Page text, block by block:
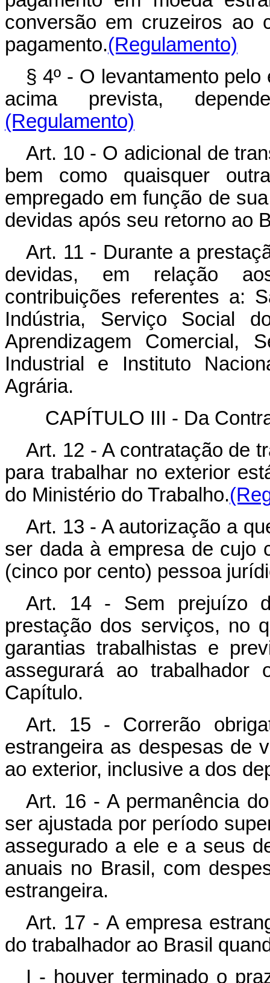
conversão em cruzeiros ao
pagamento.(Regulamento)
§ 4º - O levantamento
acima prevista,
(Regulamento)
Art. 10 - O adicional de
bem como quaisquer
empregado em função de
devidas após seu retorno ao
Art. 11 - Durante a
devidas, em relação
contribuições referentes a:
Indústria, Serviço Social
Aprendizagem Comercial,
Industrial e Instituto
Agrária.
CAPÍTULO III - Da
Art. 12 - A contratação de
para trabalhar no exterior
do Ministério do Trabalho.
Art. 13 - A autorização a
ser dada à empresa de cujo
(cinco por cento) pessoa
Art. 14 - Sem prejuízo
prestação dos serviços, no
garantias trabalhistas e
assegurará ao
Capítulo.
Art. 15 - Correrão
estrangeira as despesas de
ao exterior, inclusive a dos
Art. 16 - A permanência
ser ajustada por período
assegurado a ele e a seus
anuais no Brasil, com
estrangeira.
Art. 17 - A empresa
do trabalhador ao Brasil
I - houver terminado o